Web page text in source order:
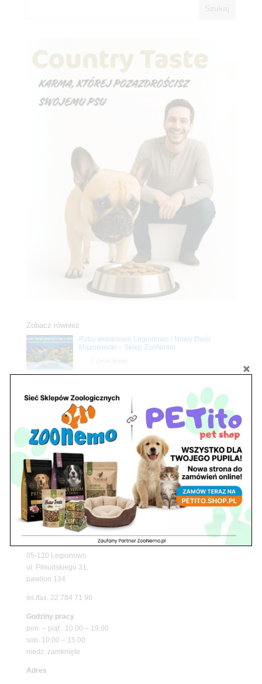
Zobacz również
Ryby akwariowe Legionowo i Nowy Dwór
Mazowiecki – Sklep ZooNemo
Z Życia Sklepu
rośliny akwariowe w ZooNemo – Legionowo i
Nowy Dwór Mazowiecki
Promocje
Upały wracają! Zadbaj o komfort swojego pupila
z matami chłodzącymi ZooNemo
Z Życia Sklepu
Petito Pet Shop – Internetowy Sklep Zoologiczny
Online! Wszystko Dla Twojego Pupila | ZooNemo
Znajdź nas
05-120 Legionowo
ul. Piłsudskiego 31,
pawilon 134
tel./fax. 22 784 71 96
Godziny pracy
pon. – piąt. 10.00 – 19.00
sob. 10.00 – 15.00
niedz. zamknięte
Adres